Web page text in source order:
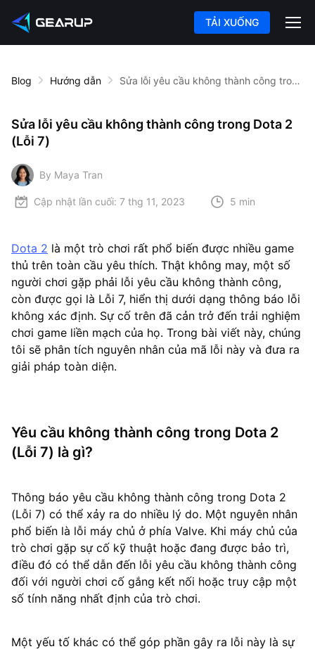
TẢI XUỐNG
Blog Hướng dẫn Sửa lỗi yêu cầu không thành công trong Dota 2 (Lỗi 7)
Sửa lỗi yêu cầu không thành công trong Dota 2
(Lỗi 7)
By Maya Tran
Cập nhật lần cuối: 7 thg 11, 2023 5 min
Dota 2 là một trò chơi rất phổ biến được nhiều game
thủ trên toàn cầu yêu thích. Thật không may, một số
người chơi gặp phải lỗi yêu cầu không thành công,
còn được gọi là Lỗi 7, hiển thị dưới dạng thông báo lỗi
không xác định. Sự cố trên đã cản trở đến trải nghiệm
chơi game liền mạch của họ. Trong bài viết này, chúng
tôi sẽ phân tích nguyên nhân của mã lỗi này và đưa ra
giải pháp toàn diện.
Yêu cầu không thành công trong Dota 2
(Lỗi 7) là gì?
Thông báo yêu cầu không thành công trong Dota 2
(Lỗi 7) có thể xảy ra do nhiều lý do. Một nguyên nhân
phổ biến là lỗi máy chủ ở phía Valve. Khi máy chủ của
trò chơi gặp sự cố kỹ thuật hoặc đang được bảo trì,
điều đó có thể dẫn đến lỗi yêu cầu không thành công
đối với người chơi cố gắng kết nối hoặc truy cập một
số tính năng nhất định của trò chơi.
Một yếu tố khác có thể góp phần gây ra lỗi này là sự